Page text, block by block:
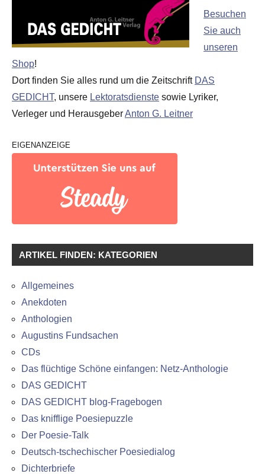
Besuchen
Sie auch
unseren
Shop!
Dort finden Sie alles rund um die Zeitschrift DAS
GEDICHT, unsere Lektoratsdienste sowie Lyriker,
Verleger und HerausgeberAnton G. Leitner
EIGENANZEIGE
ARTIKEL FINDEN: KATEGORIEN
Allgemeines
Anekdoten
Anthologien
Augustins Fundsachen
CDs
Das flüchtige Schöne einfangen: Netz-Anthologie
DAS GEDICHT
DAS GEDICHT blog-Fragebogen
Das knifflige Poesiepuzzle
Der Poesie-Talk
Deutsch-tschechischer Poesiedialog
Dichterbriefe